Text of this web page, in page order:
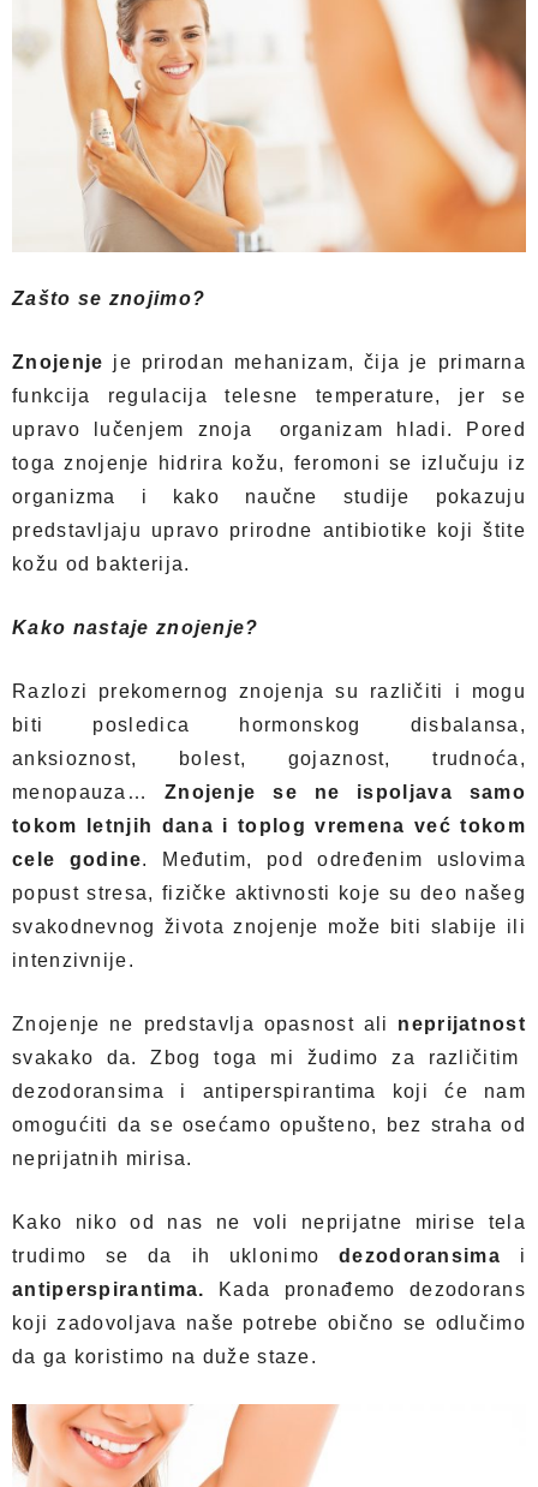
Zašto se znojimo?
Znojenje je prirodan mehanizam, čija je primarna
funkcija regulacija telesne temperature, jer se
upravo lučenjem znoja organizam hladi. Pored
toga znojenje hidrira kožu, feromoni se izlučuju iz
organizma i kako naučne studije pokazuju
predstavljaju upravo prirodne antibiotike koji štite
kožu od bakterija.
Kako nastaje znojenje?
Razlozi prekomernog znojenja su različiti i mogu
biti posledica hormonskog disbalansa,
anksioznost, bolest, gojaznost, trudnoća,
menopauza… Znojenje se ne ispoljava samo
tokom letnjih dana i toplog vremena već tokom
cele godine. Međutim, pod određenim uslovima
popust stresa, fizičke aktivnosti koje su deo našeg
svakodnevnog života znojenje može biti slabije ili
intenzivnije.
Znojenje ne predstavlja opasnost ali neprijatnost
svakako da. Zbog toga mi žudimo za različitim
dezodoransima i antiperspirantima koji će nam
omogućiti da se osećamo opušteno, bez straha od
neprijatnih mirisa.
Kako niko od nas ne voli neprijatne mirise tela
trudimo se da ih uklonimodezodoransima i
antiperspirantima. Kada pronađemo dezodorans
koji zadovoljava naše potrebe obično se odlučimo
da ga koristimo na duže staze.